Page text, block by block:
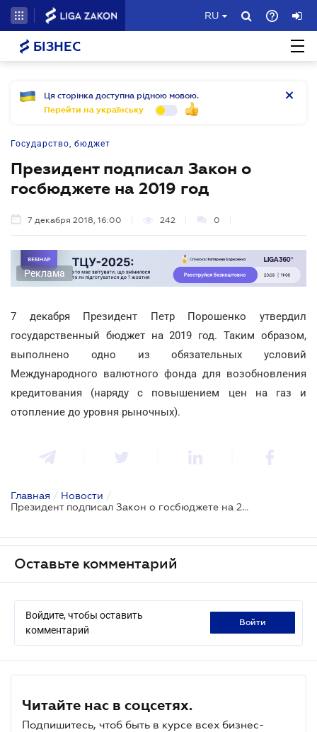
RU
БІЗНЕС
Ця сторінка доступна рідною мовою.
Перейти на українську
Государство, бюджет
Президент подписал Закон о
госбюджете на 2019 год
7 декабря 2018, 16:00 242 0
Реклама
7 декабря Президент Петр Порошенко утвердил
государственный бюджет на 2019 год. Таким образом,
выполнено одно из обязательных условий
Международного валютного фонда для возобновления
кредитования (наряду с повышением цен на газ и
отопление до уровня рыночных).
Главная / Новости /
Президент подписал Закон о госбюджете на 2019 год
Оставьте комментарий
Войдите, чтобы оставить
комментарий
войти
Читайте нас в соцсетях.
Подпишитесь, чтоб быть в курсе всех бизнес-